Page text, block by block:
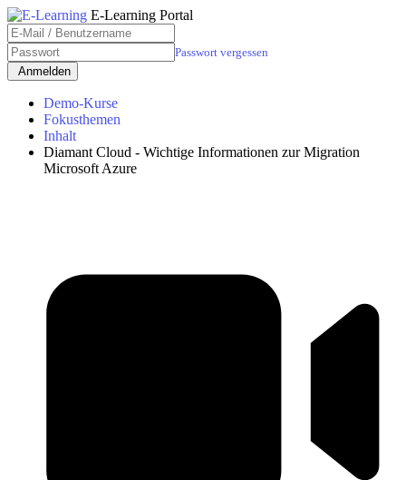
E-Learning Portal
Passwort vergessen
Demo-Kurse
Fokusthemen
Inhalt
Diamant Cloud - Wichtige Informationen zur Migration
Microsoft Azure